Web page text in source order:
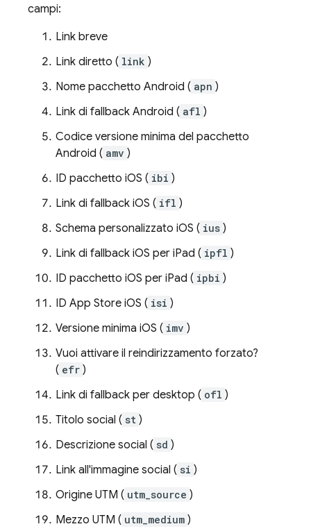
campi:
Link breve
Link diretto ( link )
Nome pacchetto Android ( apn )
Link di fallback Android ( afl )
Codice versione minima del pacchetto
Android ( amv )
ID pacchetto iOS ( ibi )
Link di fallback iOS ( ifl )
Schema personalizzato iOS ( ius )
Link di fallback iOS per iPad ( ipfl )
ID pacchetto iOS per iPad ( ipbi )
ID App Store iOS ( isi )
Versione minima iOS ( imv )
Vuoi attivare il reindirizzamento forzato?
( efr )
Link di fallback per desktop ( ofl )
Titolo social ( st )
Descrizione social ( sd )
Link all'immagine social ( si )
Origine UTM ( utm_source )
Mezzo UTM ( utm_medium )